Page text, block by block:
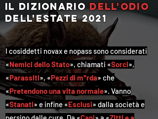
Il dizionariodell'odio
dell'estate 2021
I cosiddetti novax e nopass sono considerati
«Nemici dello Stato», chiamati «Sorci»,
«Parassiti», «Pezzi di m*rda» che
«Pretendono una vita normale». Vanno
«Stanati» e infine «Esclusi» dalla società e